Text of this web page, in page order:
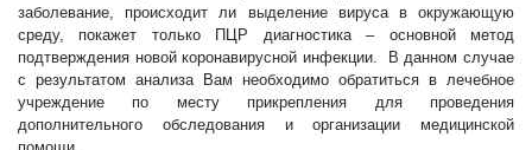
заболевание, происходит ли выделение вируса в окружающую
среду, покажет только ПЦР диагностика – основной метод
подтверждения новой коронавирусной инфекции. В данном случае
с результатом анализа Вам необходимо обратиться в лечебное
учреждение по месту прикрепления для проведения
дополнительного обследования и организации медицинской